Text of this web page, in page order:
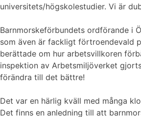
universitets/högskolestudier. Vi är
Barnmorskeförbundets ordförande i
som även är fackligt förtroendevald
berättade om hur arbetsvillkoren
inspektion av Arbetsmiljöverket
förändra till det bättre!
Det var en härlig kväll med många
Det finns en anledning till att